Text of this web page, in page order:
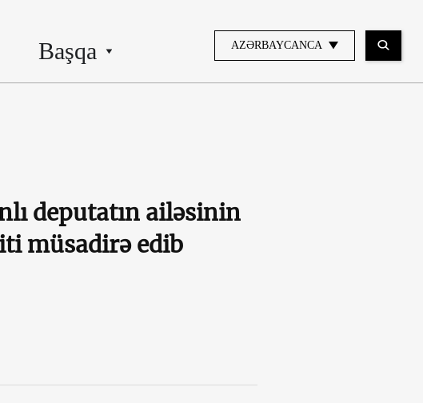
Başqa AZƏRBAYCANCA
deputatın ailəsinin
müsadirə edib